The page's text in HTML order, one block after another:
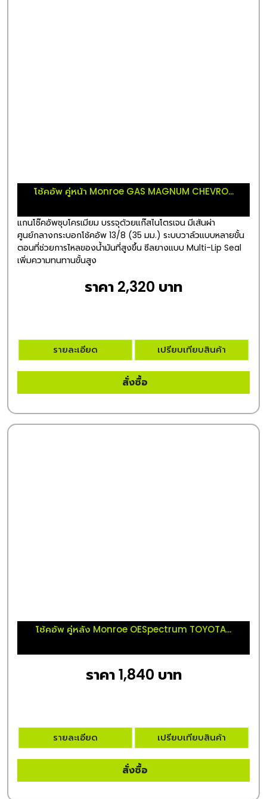
โช้คอัพ คู่หน้า Monroe GAS MAGNUM CHEVRO...
แกนโช๊คอัพชุบโครเมียม บรรจุด้วยแก๊สไนโตรเจน มีเส้นผ่า
ศูนย์กลางกระบอกโช้คอัพ 13/8 (35 มม.) ระบบวาล์วแบบหลายขั้น
ตอนที่ช่วยการไหลของน้ำมันที่สูงขึ้น ซีลยางแบบ Multi-Lip Seal
เพิ่มความทนทานขั้นสูง
ราคา 2,320 บาท
รายละเอียด เปรียบเทียบสินค้า
สั่งซื้อ
โช้คอัพ คู่หลัง Monroe OESpectrum TOYOTA...
ราคา 1,840 บาท
รายละเอียด เปรียบเทียบสินค้า
สั่งซื้อ